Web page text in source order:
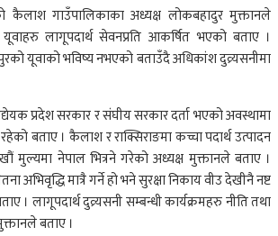
कैलाश गाउँपालिकाका अध्यक्ष लोकबहादुर मुक्तानले
लागूपदार्थ सेवनप्रति आकर्षित भएको बताए ।
यूवाको भविष्य नभएको बताउँदै अधिकांश दुव्र्यसनीमा
प्रदेश सरकार र संघीय सरकार दर्ता भएको अवस्थामा
बताए । कैलाश र राक्सिराङमा कच्चा पदार्थ उत्पादन
मुल्यमा नेपाल भित्रने गरेको अध्यक्ष मुक्तानले बताए ।
अभिवृद्धि मात्रै गर्ने हो भने सुरक्षा निकाय वीउ देखीनै नष्ट
। लागूपदार्थ दुव्र्यसनी सम्बन्धी कार्यक्रमहरु नीति तथा
बताए ।